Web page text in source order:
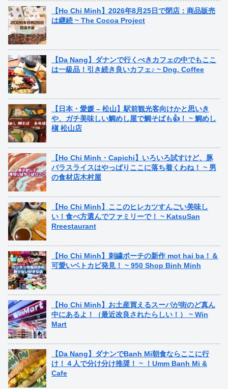
【Ho Chi Minh】2026年8月25日で閉店：商品販売
は継続 ~ The Cocoa Project
【Da Nang】ダナンで行くべきカフェの中でもここ
は一級品！引き続き良いカフェ♪ ~ Dng. Coffee
【日本・愛媛 – 松山】駅前観光客向けかと思いき
や、ガチ美味しい鯛めし屋で鯛そばも👍！ ~ 鯛めし
槇 松山店
【Ho Chi Minh・Capichi】いろいろ試すけど、豚
バラスライスはやっぱりここに落ち着くわね！ ~ 男
の食材店木村屋
【Ho Chi Minh】ここのヒレカツすんごい美味し
い！食べ方選んでファミリーで！ ~ KatsuSan
Rreestaurant
【Ho Chi Minh】刺繍ポーチの新作 mot hai ba！＆
可愛いベトカピ発見！ ~ 950 Shop Binh Minh
【Ho Chi Minh】お土産買えるスーパが街のど真ん
中にあるよ！（最近改良されたらしい！） ~ Win
Mart
【Da Nang】ダナンでBanh Mi朝食ならここに行
け！４人で分け分け推奨！ ~ ！Umm Banh Mi &
Cafe